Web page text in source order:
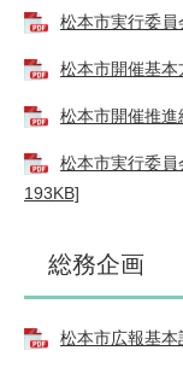
松本市実行委
松本市開催基
松本市開催推
松本市実行委
193KB]
総務企画
松本市広報基